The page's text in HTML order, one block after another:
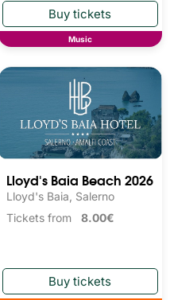
Music
Lloyd's Baia Beach 2026
Lloyd's Baia, Salerno
Tickets from 8.00€